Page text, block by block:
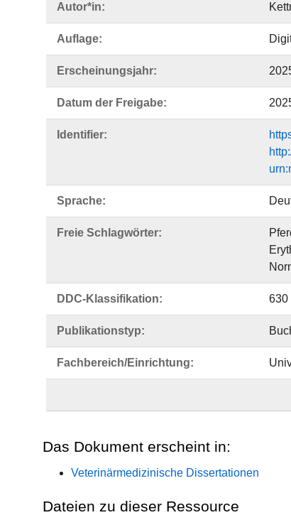
Autor*in:
Auflage:
Erscheinungsjahr:
Datum der Freigabe:
Identifier:
Sprache:
Freie Schlagwörter:
DDC-Klassifikation: 630
Publikationstyp:
Fachbereich/Einrichtung:
Das Dokument erscheint in:
Veterinärmedizinische Dissertationen
Dateien zu dieser Ressource